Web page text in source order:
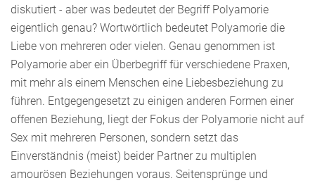
diskutiert - aber was bedeutet der Begriff Polyamorie
eigentlich genau? Wortwörtlich bedeutet Polyamorie die
Liebe von mehreren oder vielen. Genau genommen ist
Polyamorie aber ein Überbegriff für verschiedene Praxen,
mit mehr als einem Menschen eine Liebesbeziehung zu
führen. Entgegengesetzt zu einigen anderen Formen einer
offenen Beziehung, liegt der Fokus der Polyamorie nicht auf
Sex mit mehreren Personen, sondern setzt das
Einverständnis (meist) beider Partner zu multiplen
amourösen Beziehungen voraus. Seitensprünge und